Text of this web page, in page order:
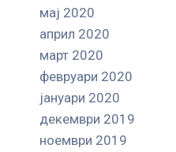
мај 2020
април 2020
март 2020
февруари 2020
јануари 2020
декември 2019
ноември 2019